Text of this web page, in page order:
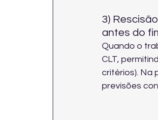
3)
antes do
Quando o
CLT,
critérios). Na
previsões